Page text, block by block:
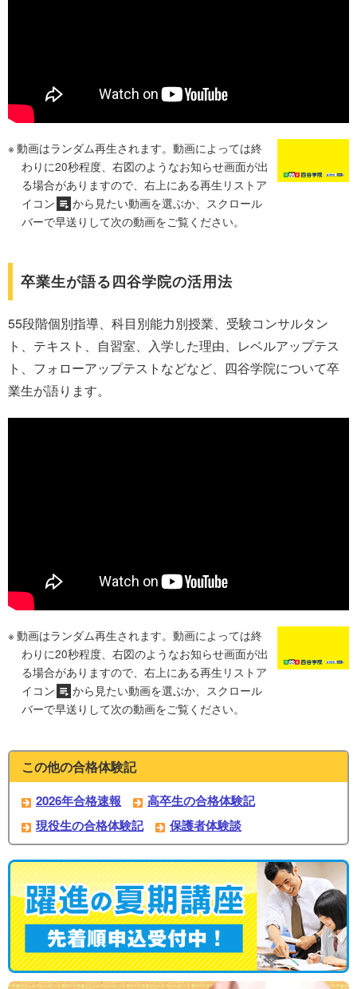
動画はランダム再生されます。動画によっては終
わりに20秒程度、右図のようなお知らせ画面が出
る場合がありますので、右上にある再生リストア
イコン
から見たい動画を選ぶか、スクロール
バーで早送りして次の動画をご覧ください。
卒業生が語る四谷学院の活用法
55段階個別指導、科目別能力別授業、受験コンサルタン
ト、テキスト、自習室、入学した理由、レベルアップテス
ト、フォローアップテストなどなど、四谷学院について卒
業生が語ります。
動画はランダム再生されます。動画によっては終
わりに20秒程度、右図のようなお知らせ画面が出
る場合がありますので、右上にある再生リストア
イコン
から見たい動画を選ぶか、スクロール
バーで早送りして次の動画をご覧ください。
この他の合格体験記
2026年合格速報
高卒生の合格体験記
現役生の合格体験記
保護者体験談